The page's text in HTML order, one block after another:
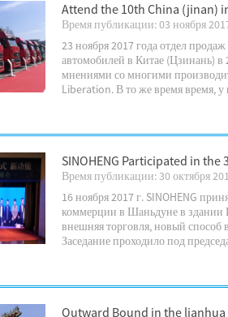
Attend the 10th China (jinan)
Время публикации: 03 ноября
23 ноября 2017 года отдел
автомобилей в Китае (Цзинань) в
мнениями со многими
Liberation. В то же время время, у
SINOHENG Participated in
Время публикации: 30 октября
16 ноября 2017 г. SINOHENG
коммерции в Шаньдуне в здании
внешняя торговля, новый способ
Заседание проходило под
Outward Bound in the